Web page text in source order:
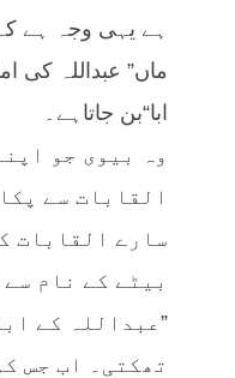
ہے یہی وجہ ہے
ماں” عبداللہ کی
ابا“بن جاتاہے۔
وہ بیوی جو
القابات سے
سارے القابات
بیٹے کے نام
”عبداللہ کے
تھکتی۔ اب جس